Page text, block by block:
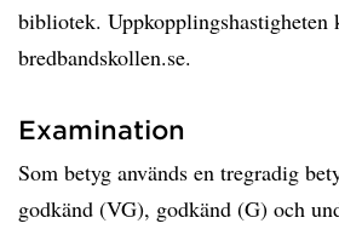
bibliotek. Uppkopplingshastigheten
bredbandskollen.se.
Examination
Som betyg används en tregradig
godkänd (VG), godkänd (G) och